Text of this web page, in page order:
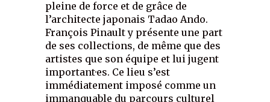
pleine de force et de grâce de
l’architecte japonais Tadao Ando.
François Pinault y présente une part
de ses collections, de même que des
artistes que son équipe et lui jugent
important·es. Ce lieu s’est
immédiatement imposé comme un
immanquable du parcours culturel